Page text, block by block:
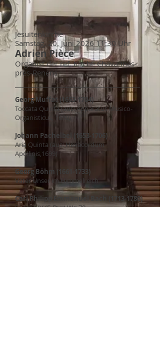
Jesuitenk
irche
Samstag, 20. Juni 2026 11:30 Uhr
Adrien Pièce
Organist der ref. Kirche Chavannes-
près-Renens
Georg Muffat (1653-1704)
Toccata Quinta (aus: Apparatus Musico-
Organisticus, 1690)
Johann Pachelbel
(1653-1706)
Aria Quinta (aus: Hexacordum
Apollinis,1699)
Georg Böhm (1661-1733)
Vater Unser im Himmelreich
Carl Philipp Emmanuel Bach
(1713-1780)
Sonata IV (F-Dur) Wq 70